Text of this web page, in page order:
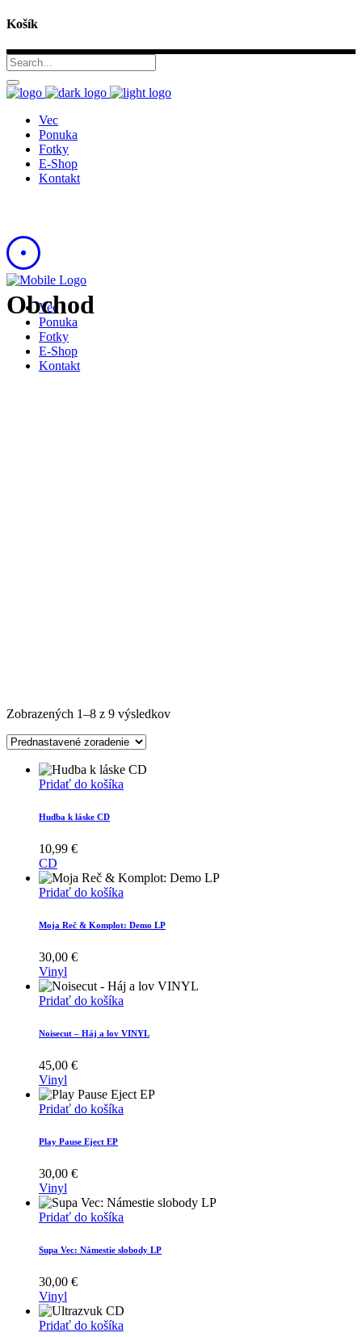
Košík
Vec
Ponuka
Fotky
E-Shop
Kontakt
Vec
Ponuka
Fotky
E-Shop
Kontakt
Obchod
Zobrazených 1–8 z 9 výsledkov
Pridať do košíka
Hudba k láske CD
10,99 €
CD
Pridať do košíka
Moja Reč & Komplot: Demo LP
30,00 €
Vinyl
Pridať do košíka
Noisecut – Háj a lov VINYL
45,00 €
Vinyl
Pridať do košíka
Play Pause Eject EP
30,00 €
Vinyl
Pridať do košíka
Supa Vec: Námestie slobody LP
30,00 €
Vinyl
Pridať do košíka